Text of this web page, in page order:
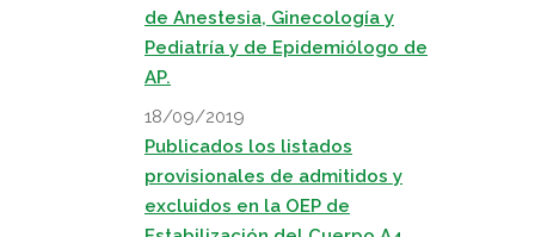
de Anestesia, Ginecología y
Pediatría y de Epidemiólogo de
AP.
18/09/2019
Publicados los listados
provisionales de admitidos y
excluidos en la OEP de